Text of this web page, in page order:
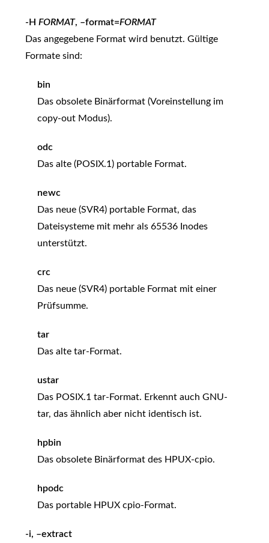
-HFORMAT, –format=FORMAT
Das angegebene Format wird benutzt. Gültige
Formate sind:
bin
Das obsolete Binärformat (Voreinstellung im
copy-out Modus).
odc
Das alte (POSIX.1) portable Format.
newc
Das neue (SVR4) portable Format, das
Dateisysteme mit mehr als 65536 Inodes
unterstützt.
crc
Das neue (SVR4) portable Format mit einer
Prüfsumme.
tar
Das alte tar-Format.
ustar
Das POSIX.1 tar-Format. Erkennt auch GNU-
tar, das ähnlich aber nicht identisch ist.
hpbin
Das obsolete Binärformat des HPUX-cpio.
hpodc
Das portable HPUX cpio-Format.
-i, –extract